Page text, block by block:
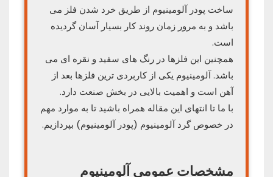
ساخت پودر آلومینیوم از طریق خرد شدن فلز می
باشد و به مرور زمان روند کار بسیار آسان گردیده
است.
همچنین این فلزها در رنگ های سفید و نقره ای می
باشد. آلومینیوم یکی از کاربردی ترین فلزها بعد از
آهن است و اهمیت بالایی در بخش صنعت دارد.
با ما تا انتهای این مقاله همراه باشید تا به موارد مهم
در خصوص گرد آلومینیوم (پودر آلومینیوم) بپردازیم.
مشخصات عمومی آلومینیوم